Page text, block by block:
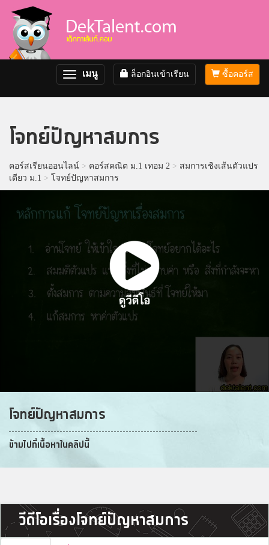
ซื้อคอร์ส
ล็อกอินเข้าเรียน
Toggle
navigation
เมนู
โจทย์ปัญหาสมการ
คอร์สเรียนออนไลน์ > คอร์สคณิต ม.1 เทอม 2 > สมการเชิงเส้นตัวแปร
เดียว ม.1 > โจทย์ปัญหาสมการ
โจทย์ปัญหาสมการ
ข้ามไปที่เนื้อหาในคลิปนี้
วีดีโอเรื่องโจทย์ปัญหาสมการ